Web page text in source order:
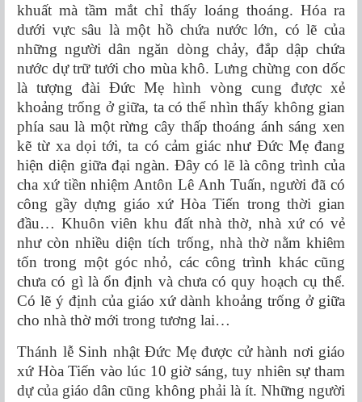
khuất mà tầm mắt chỉ thấy loáng thoáng. Hóa ra
dưới vực sâu là một hồ chứa nước lớn, có lẽ của
những người dân ngăn dòng chảy, đắp dập chứa
nước dự trữ tưới cho mùa khô. Lưng chừng con dốc
là tượng đài Đức Mẹ hình vòng cung được xẻ
khoảng trống ở giữa, ta có thể nhìn thấy không gian
phía sau là một rừng cây thấp thoáng ánh sáng xen
kẽ từ xa dọi tới, ta có cảm giác như Đức Mẹ đang
hiện diện giữa đại ngàn. Đây có lẽ là công trình của
cha xứ tiền nhiệm Antôn Lê Anh Tuấn, người đã có
công gầy dựng giáo xứ Hòa Tiến trong thời gian
đầu… Khuôn viên khu đất nhà thờ, nhà xứ có vẻ
như còn nhiều diện tích trống, nhà thờ nằm khiêm
tốn trong một góc nhỏ, các công trình khác cũng
chưa có gì là ổn định và chưa có quy hoạch cụ thể.
Có lẽ ý định của giáo xứ dành khoảng trống ở giữa
cho nhà thờ mới trong tương lai…
Thánh lễ Sinh nhật Đức Mẹ được cử hành nơi giáo
xứ Hòa Tiến vào lúc 10 giờ sáng, tuy nhiên sự tham
dự của giáo dân cũng không phải là ít. Những người